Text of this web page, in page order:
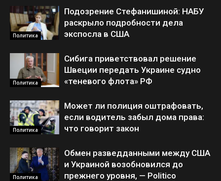
Политика
Подозрение Стефанишиной: НАБУ
раскрыло подробности дела
экспосла в США
Политика
Сибига приветствовал решение
Швеции передать Украине судно
«теневого флота» РФ
Политика
Может ли полиция оштрафовать,
если водитель забыл дома права:
что говорит закон
Политика
Обмен разведданными между США
и Украиной возобновился до
прежнего уровня, — Politico